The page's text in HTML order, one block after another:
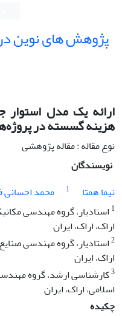
پژوهش های نوین
ارائه یک مدل استوار
هزینه گسسته در
نوع مقاله : مقاله پژوهشی
نویسندگان
نیما همتا
1 محمد احسانی
1 استادیار، گروه مهندسی
اراک، اراک، ایران
2استادیار، گروه مهندسی
اراک، ایران
3کارشناسی ارشد، گروه
اسلامی، اراک، ایران
چکیده